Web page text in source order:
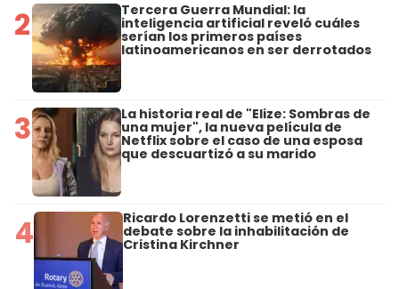
2 Tercera Guerra Mundial: la
inteligencia artificial reveló cuáles
serían los primeros países
latinoamericanos en ser derrotados
3 La historia real de "Elize: Sombras de
una mujer", la nueva película de
Netflix sobre el caso de una esposa
que descuartizó a su marido
4 Ricardo Lorenzetti se metió en el
debate sobre la inhabilitación de
Cristina Kirchner